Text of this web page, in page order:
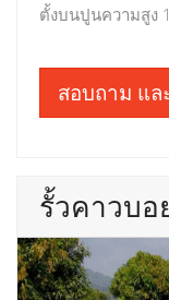
ตั้งบนปูนความสูง
สอบถาม แล
รั้วคาวบอ